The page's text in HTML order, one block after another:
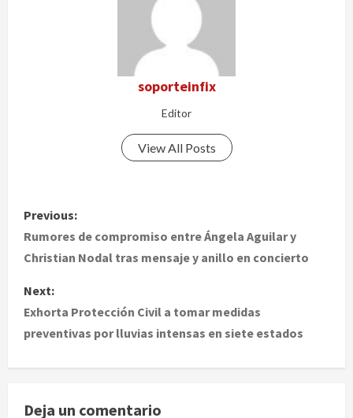
soporteinfix
Editor
View All Posts
P
o
t
n
a
v
Previous:
Rumores de compromiso entre Ángela Aguilar y
Christian Nodal tras mensaje y anillo en concierto
Next:
Exhorta Protección Civil a tomar medidas
preventivas por lluvias intensas en siete estados
Deja un comentario